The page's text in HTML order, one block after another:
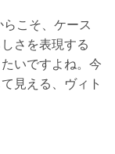
こそ、ケース
さを表現する
いですよね。今
見える、ヴィト